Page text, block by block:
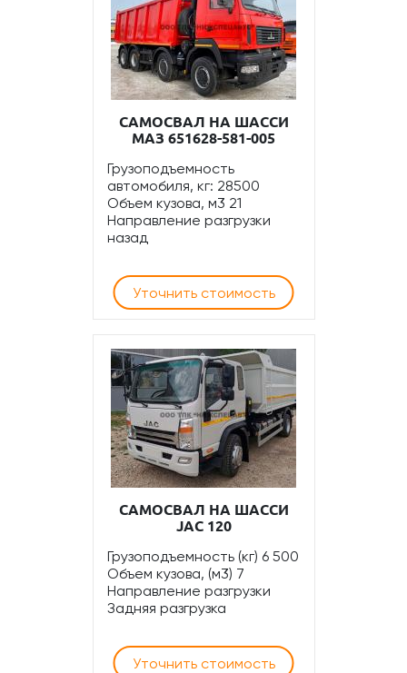
САМОСВАЛ НА ШАССИ
МАЗ 651628-581-005
Грузоподъемность
автомобиля, кг: 28500
Объем кузова, м3 21
Направление разгрузки
назад
Уточнить стоимость
САМОСВАЛ НА ШАССИ
JAC 120
Грузоподъемность (кг) 6 500
Объем кузова, (м3) 7
Направление разгрузки
Задняя разгрузка
Уточнить стоимость